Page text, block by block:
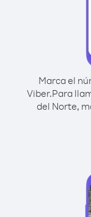
Marca el
Viber.Para
del Norte,